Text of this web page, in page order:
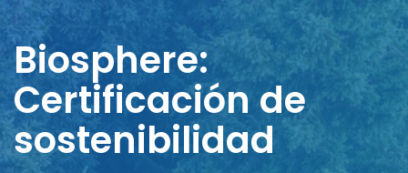
Biosphere:
Certificación de
sostenibilidad